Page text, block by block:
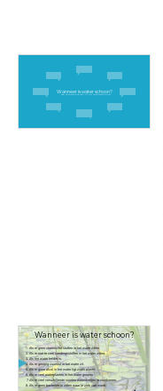
Typ je antwoord(en) in op je smartphone!
Wanneer is water schoon?
Wanneer is water schoon?
Als er geen chemische stoffen in het water zitten.
Als er niet te veel voedingsstoffen in het water zitten.
Als het water helder is.
Als er genoeg zuurstof in het water zit.
Als er geen afval in het water ligt zoals plastic.
Als er veel waterplanten in het water groeien.
Als er veel verschillende soorten waterdiertjes in voorkomen.
Als er geen bacteriën in zitten waar je ziek van wordt.